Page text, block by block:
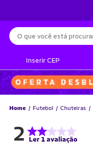
Busca
Inserir CEP
Home Futebol Chuteiras
2 Ler 1 avaliação